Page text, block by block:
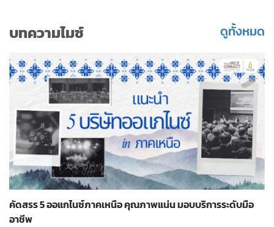
บทความไมซ์ ดูทั้งหมด
คัดสรร 5 ออแกไนซ์ภาคเหนือ คุณภาพแน่น มอบบริการระดับมือ
อาชีพ